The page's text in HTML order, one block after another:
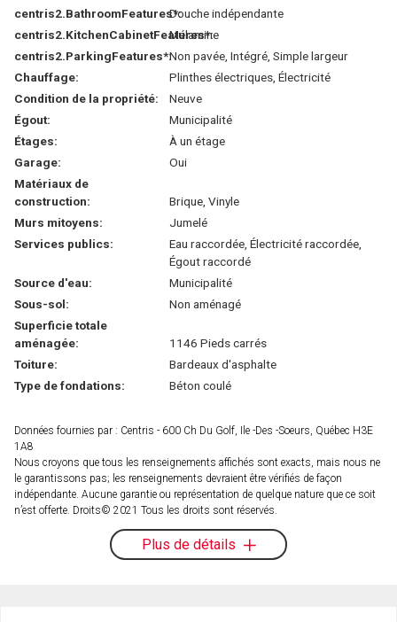
centris2.BathroomFeatures*:Douche indépendante
centris2.KitchenCabinetFeatures*:
Mélamine
centris2.ParkingFeatures*:Non pavée, Intégré, Simple largeur
Chauffage:
Plinthes électriques, Électricité
Condition de la propriété:
Neuve
Égout:
Municipalité
Étages:
À un étage
Garage:
Oui
Matériaux de
construction:
Brique, Vinyle
Murs mitoyens:
Jumelé
Services publics:
Eau raccordée, Électricité raccordée,
Égout raccordé
Source d'eau:
Municipalité
Sous-sol:
Non aménagé
Superficie totale
aménagée:
1146 Pieds carrés
Toiture:
Bardeaux d'asphalte
Type de fondations:
Béton coulé
Données fournies par : Centris - 600 Ch Du Golf, Ile -Des -Soeurs, Québec H3E
1A8
Nous croyons que tous les renseignements affichés sont exacts, mais nous ne
le garantissons pas; les renseignements devraient être vérifiés de façon
indépendante. Aucune garantie ou représentation de quelque nature que ce soit
n’est offerte. Droits© 2021 Tous les droits sont réservés.
Plus de détails